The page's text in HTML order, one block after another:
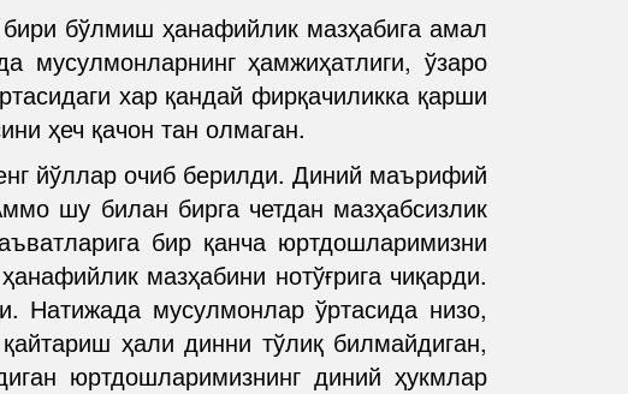
бўлмиш ҳанафийлик мазҳабига амал
мусулмонларнинг ҳамжиҳатлиги, ўзаро
хар қандай фирқачиликка қарши
ҳеч қачон тан олмаган.
йўллар очиб берилди. Диний маърифий
шу билан бирга четдан мазҳабсизлик
бир қанча юртдошларимизни
мазҳабини нотўғрига чиқарди.
Натижада мусулмонлар ўртасида низо,
ҳали динни тўлиқ билмайдиган,
юртдошларимизнинг диний ҳукмлар